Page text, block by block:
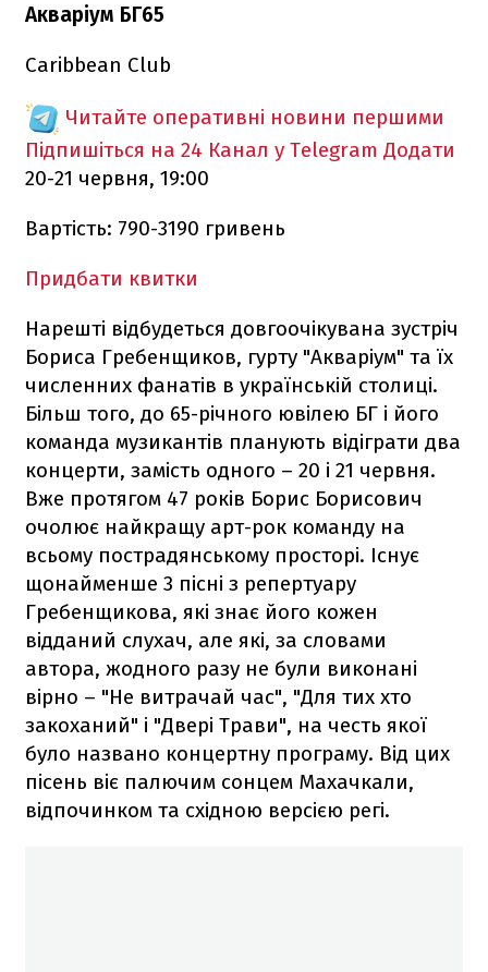
Акваріум БГ65
Caribbean Club
Читайте оперативні новини першими
Підпишіться на 24 Канал у Telegram Додати
20-21 червня, 19:00
Вартість: 790-3190 гривень
Придбати квитки
Нарешті відбудеться довгоочікувана зустріч
Бориса Гребенщиков, гурту "Акваріум" та їх
численних фанатів в українській столиці.
Більш того, до 65-річного ювілею БГ і його
команда музикантів планують відіграти два
концерти, замість одного – 20 і 21 червня.
Вже протягом 47 років Борис Борисович
очолює найкращу арт-рок команду на
всьому пострадянському просторі. Існує
щонайменше 3 пісні з репертуару
Гребенщикова, які знає його кожен
відданий слухач, але які, за словами
автора, жодного разу не були виконані
вірно – "Не витрачай час", "Для тих хто
закоханий" і "Двері Трави", на честь якої
було названо концертну програму. Від цих
пісень віє палючим сонцем Махачкали,
відпочинком та східною версією регі.